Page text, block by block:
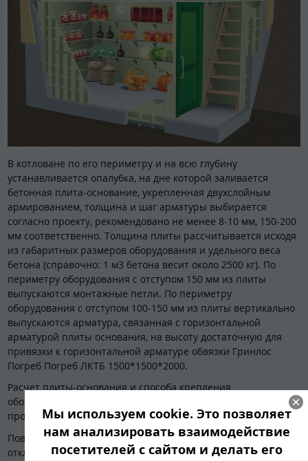
В котловане по его периметру и на всю глубину
устанавливается опалубка, на дне которой заливается
бетонная плита-основание, укрепленная двухслойным
армированием, толщина и шаг арматуры выбирается
согласно проекту, рекомендовано не менее 8-10 мм, 150-200
мм соответственно. Толщина плиты рассчитывается исходя
из габаритных размеров оборудования и удельного веса
бетона (справочно: 1 м3 бетона весит около 2500 кг). По
периметру оборудования с отступом 150 мм из плиты
выпускаются монтажные петли. По периметру
оборудования с отступом 100-150 мм из плиты вертикально
выпускаются арматура, связанная с горизонтальной
арматурой плиты основания, на высоту достаточную для
привязки к горизонтальной арматуре обвязки Гринлос
Погреб Погреб ЛКТБ 1500*1500*2000.
Расчет плиты-основания и способа крепления
оборудования к ней производит специализированная
проектная организация.
Поверхность плиты выравнивается цементной стяжкой с
отклонениями по горизонтали ± 3 мм.
Мы используем cookie. Это позволяет
нам анализировать взаимодействие
посетителей с сайтом и делать его